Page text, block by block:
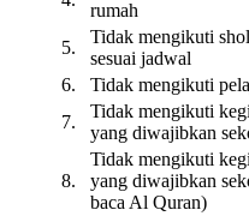
rumah
5.
Tidak mengikuti
sesuai jadwal
6.
Tidak mengikuti
7.
Tidak mengikuti
yang diwajibkan
8.
Tidak mengikuti
yang diwajibkan
baca Al Quran)